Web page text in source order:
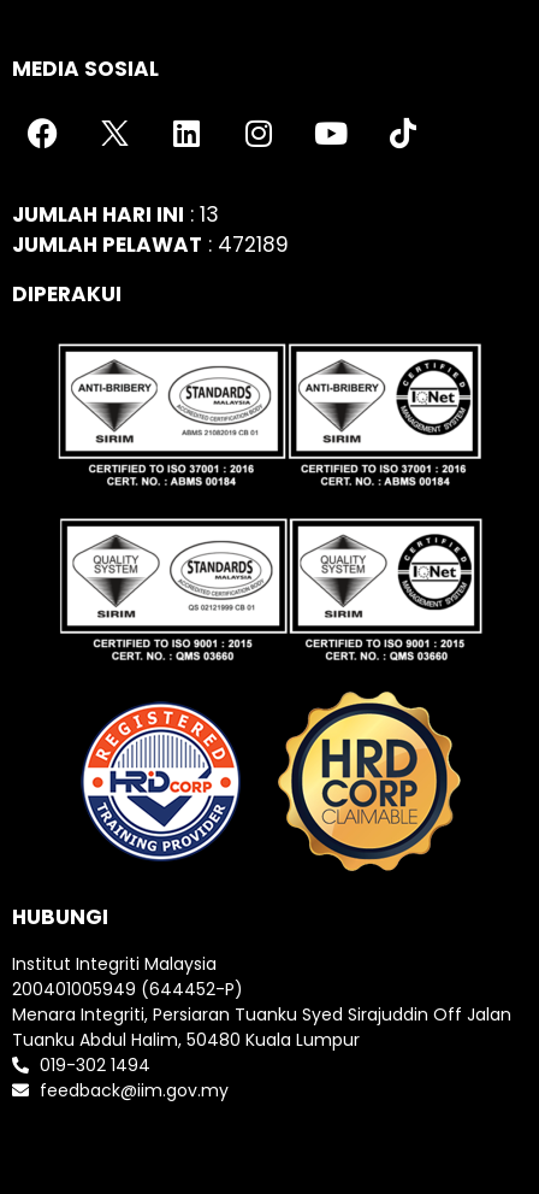
MEDIA SOSIAL
JUMLAH HARI INI : 13
JUMLAH PELAWAT : 472189
DIPERAKUI
HUBUNGI
Institut Integriti Malaysia
200401005949 (644452-P)
Menara Integriti, Persiaran Tuanku Syed Sirajuddin Off Jalan
Tuanku Abdul Halim, 50480 Kuala Lumpur
019-302 1494
feedback@iim.gov.my